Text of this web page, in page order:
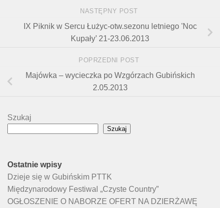
NASTĘPNY POST
IX Piknik w Sercu Łużyc-otw.sezonu letniego 'Noc
Kupały’ 21-23.06.2013
POPRZEDNI POST
Majówka – wycieczka po Wzgórzach Gubińskich
2.05.2013
Szukaj
Szukaj
Ostatnie wpisy
Dzieje się w Gubińskim PTTK
Międzynarodowy Festiwal „Czyste Country”
OGŁOSZENIE O NABORZE OFERT NA DZIERŻAWĘ